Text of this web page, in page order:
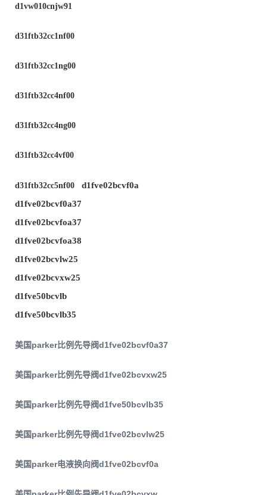
d1vw010cnjw91
d31ftb32cc1nf00
d31ftb32cc1ng00
d31ftb32cc4nf00
d31ftb32cc4ng00
d31ftb32cc4vf00
d31ftb32cc5nf00 d1fve02bcvf0a
d1fve02bcvf0a37
d1fve02bcvfoa37
d1fve02bcvfoa38
d1fve02bcvlw25
d1fve02bcvxw25
d1fve50bcvlb
d1fve50bcvlb35
美国parker比例先导阀d1fve02bcvf0a37
美国parker比例先导阀d1fve02bcvxw25
美国parker比例先导阀d1fve50bcvlb35
美国parker比例先导阀d1fve02bcvlw25
美国parker电液换向阀d1fve02bcvf0a